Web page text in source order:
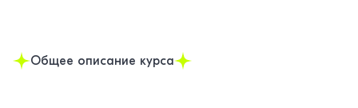
Общее описание курса